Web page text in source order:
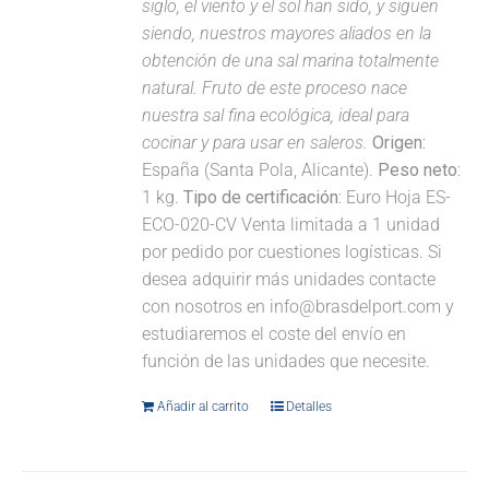
siglo, el viento y el sol han sido, y siguen
siendo, nuestros mayores aliados en la
obtención de una sal marina totalmente
natural. Fruto de este proceso nace
nuestra sal fina ecológica, ideal para
cocinar y para usar en saleros. Origen:
España (Santa Pola, Alicante). Peso neto:
1 kg.Tipo de certificación: Euro Hoja ES-
ECO-020-CV Venta limitada a 1 unidad
por pedido por cuestiones logísticas. Si
desea adquirir más unidades contacte
con nosotros en info@brasdelport.com y
estudiaremos el coste del envío en
función de las unidades que necesite.
Añadir al carrito Detalles